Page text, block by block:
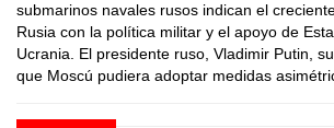
submarinos navales rusos indican el
Rusia con la política militar y el apoyo de
Ucrania. El presidente ruso, Vladimir Putin,
que Moscú pudiera adoptar medidas